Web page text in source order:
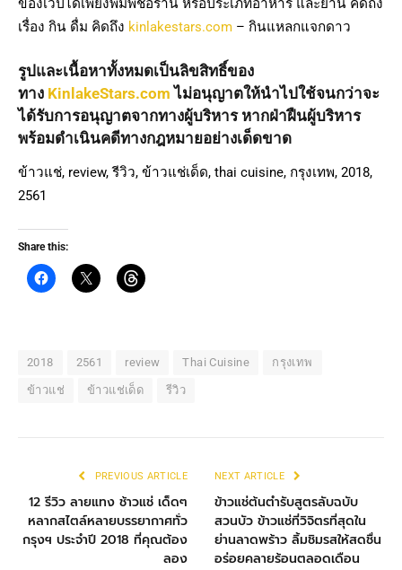
ของเวปได้เพียงพิมพ์ชื่อร้าน หรือประเภทอาหาร และย่าน คิดถึง
เรื่อง กิน ดื่ม คิดถึง kinlakestars.com – กินแหลกแจกดาว
รูปและเนื้อหาทั้งหมดเป็นลิขสิทธิ์ของ
ทาง KinlakeStars.com ไม่อนุญาตให้นำไปใช้จนกว่าจะ
ได้รับการอนุญาตจากทางผู้บริหาร หากฝ่าฝืนผู้บริหาร
พร้อมดำเนินคดีทางกฎหมายอย่างเด็ดขาด
ข้าวแช่, review, รีวิว, ข้าวแช่เด็ด, thai cuisine, กรุงเทพ, 2018,
2561
Share this:
2018 2561 review Thai Cuisine กรุงเทพ
ข้าวแช่ ข้าวแช่เด็ด รีวิว
PREVIOUS ARTICLE
12 รีวิว ลายแทง ช้าวแช่ เด็ดๆ
หลากสไตล์หลายบรรยากาศทั่ว
กรุงฯ ประจำปี 2018 ที่คุณต้อง
ลอง
NEXT ARTICLE
ข้าวแช่ต้นตำรับสูตรลับฉบับ
สวนบัว ข้าวแช่ที่วิจิตรที่สุดใน
ย่านลาดพร้าว ลิ้มชิมรสให้สดชื่น
อร่อยคลายร้อนตลอดเดือน